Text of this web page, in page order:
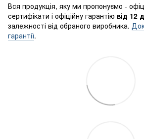
Вся продукція, яку ми пропонуємо -
сертифікати і офіційну гарантію від 12
залежності від обраного виробника.
гарантії.